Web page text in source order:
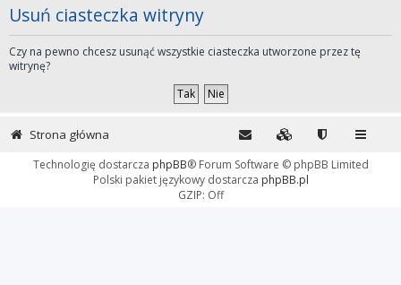
Usuń ciasteczka witryny
Czy na pewno chcesz usunąć wszystkie ciasteczka utworzone przez tę
witrynę?
Strona główna
Technologię dostarcza phpBB® Forum Software © phpBB Limited
Polski pakiet językowy dostarcza phpBB.pl
GZIP: Off